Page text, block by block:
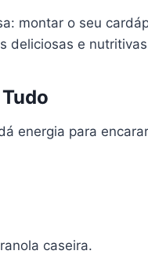
montar o seu
deliciosas e
energia para
caseira.